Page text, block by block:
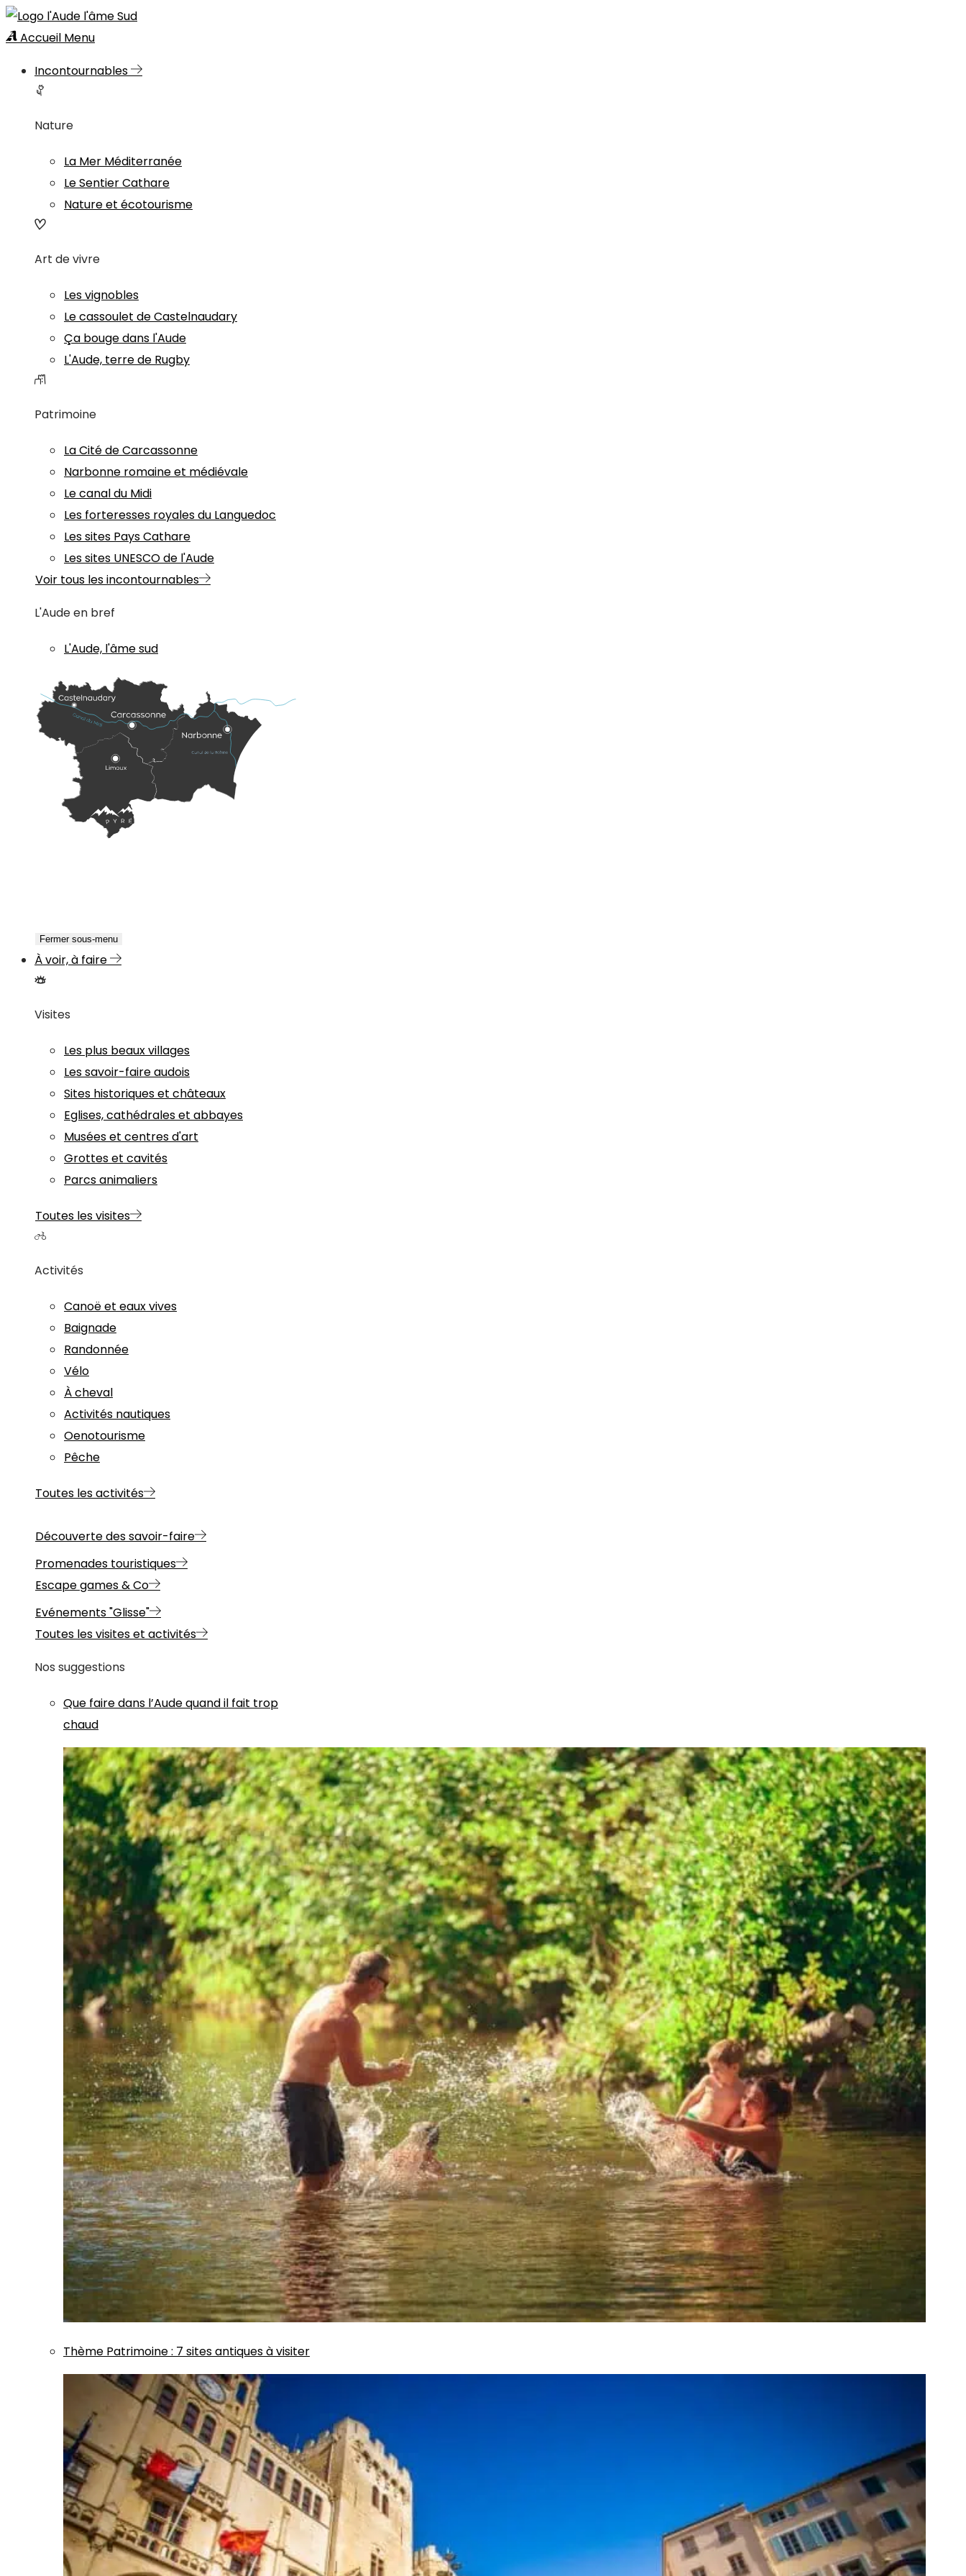
Accueil Menu
Incontournables
Nature
La Mer Méditerranée
Le Sentier Cathare
Nature et écotourisme
Art de vivre
Les vignobles
Le cassoulet de Castelnaudary
Ça bouge dans l'Aude
L'Aude, terre de Rugby
Patrimoine
La Cité de Carcassonne
Narbonne romaine et médiévale
Le canal du Midi
Les forteresses royales du Languedoc
Les sites Pays Cathare
Les sites UNESCO de l'Aude
Voir tous les incontournables
L'Aude en bref
L'Aude, l'âme sud
Fermer sous-menu
À voir, à faire
Visites
Les plus beaux villages
Les savoir-faire audois
Sites historiques et châteaux
Eglises, cathédrales et abbayes
Musées et centres d'art
Grottes et cavités
Parcs animaliers
Toutes les visites
Activités
Canoë et eaux vives
Baignade
Randonnée
Vélo
À cheval
Activités nautiques
Oenotourisme
Pêche
Toutes les activités
Découverte des savoir-faire
Promenades touristiques
Escape games & Co
Evénements "Glisse"
Toutes les visites et activités
Nos suggestions
Que faire dans l’Aude quand il fait trop
chaud
Thème Patrimoine: 7 sites antiques à visiter